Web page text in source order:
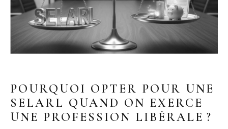
POURQUOI OPTER POUR UNE
SELARL QUAND ON EXERCE
UNE PROFESSION LIBÉRALE ?